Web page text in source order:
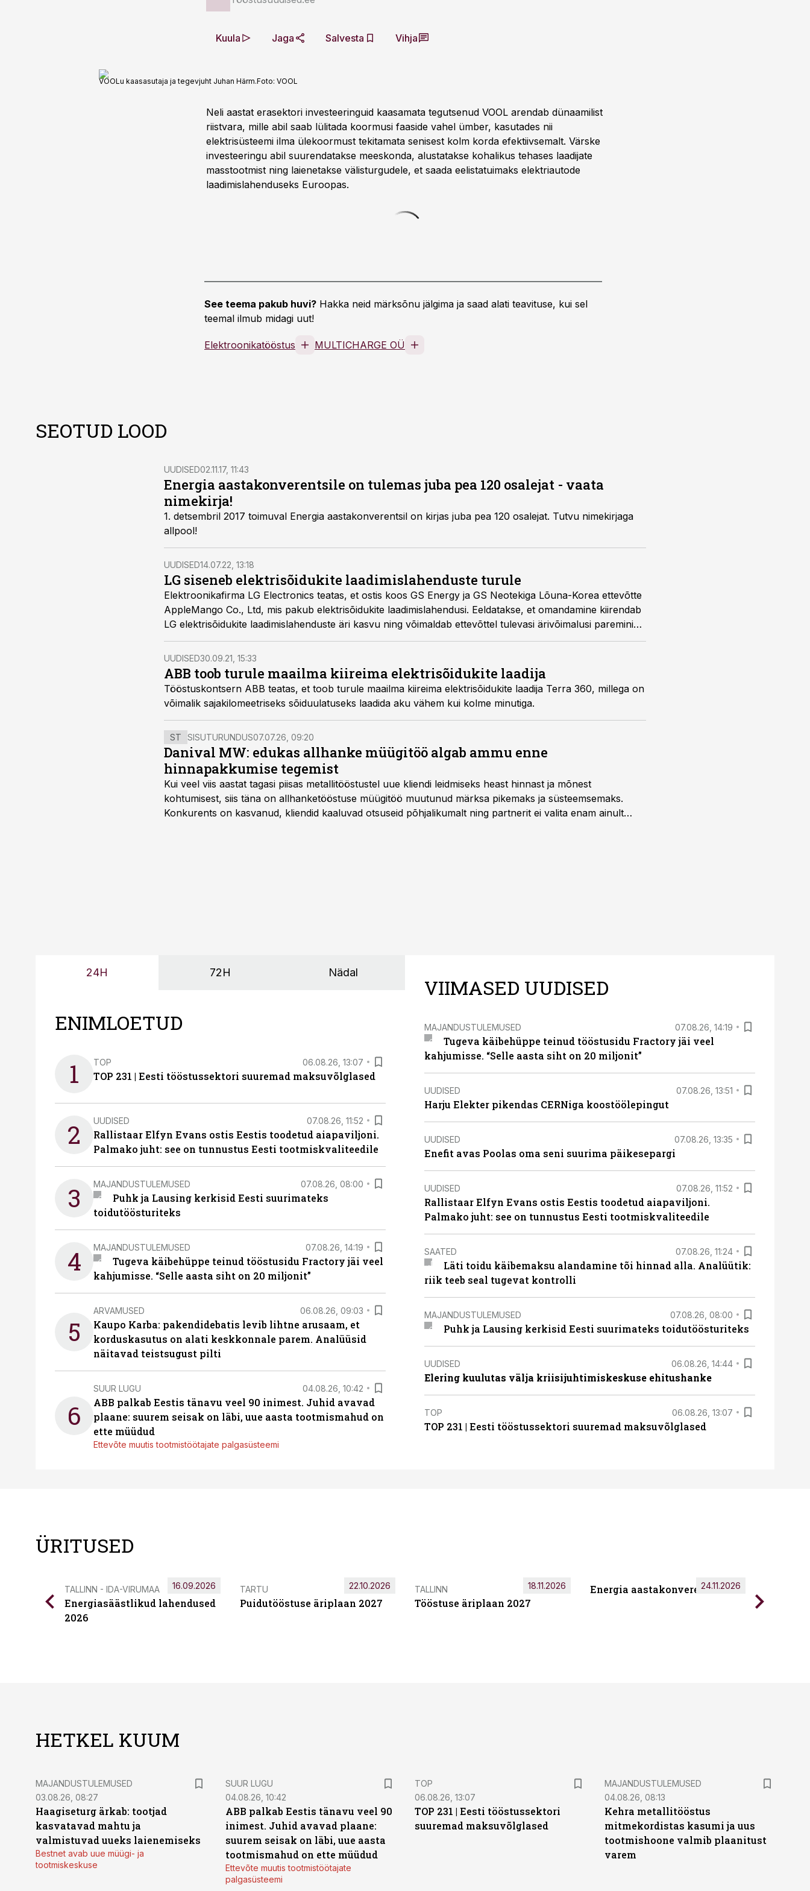
Kuula Jaga Salvesta Vihja
VOOLu kaasasutaja ja tegevjuht Juhan Härm.Foto: VOOL
Neli aastat erasektori investeeringuid kaasamata tegutsenud VOOL arendab dünaamilist
riistvara, mille abil saab lülitada koormusi faaside vahel ümber, kasutades nii
elektrisüsteemi ilma ülekoormust tekitamata senisest kolm korda efektiivsemalt. Värske
investeeringu abil suurendatakse meeskonda, alustatakse kohalikus tehases laadijate
masstootmist ning laienetakse välisturgudele, et saada eelistatuimaks elektriautode
laadimislahenduseks Euroopas.
See teema pakub huvi? Hakka neid märksõnu jälgima ja saad alati teavituse, kui sel
teemal ilmub midagi uut!
Elektroonikatööstus MULTICHARGE OÜ
SEOTUD LOOD
UUDISED02.11.17, 11:43
Energia aastakonverentsile on tulemas juba pea 120 osalejat - vaata
nimekirja!
1. detsembril 2017 toimuval Energia aastakonverentsil on kirjas juba pea 120 osalejat. Tutvu nimekirjaga
allpool!
UUDISED14.07.22, 13:18
LG siseneb elektrisõidukite laadimislahenduste turule
Elektroonikafirma LG Electronics teatas, et ostis koos GS Energy ja GS Neotekiga Lõuna-Korea ettevõtte
AppleMango Co., Ltd, mis pakub elektrisõidukite laadimislahendusi. Eeldatakse, et omandamine kiirendab
LG elektrisõidukite laadimislahenduste äri kasvu ning võimaldab ettevõttel tulevasi ärivõimalusi paremini
ära kasutada.
UUDISED30.09.21, 15:33
ABB toob turule maailma kiireima elektrisõidukite laadija
Tööstuskontsern ABB teatas, et toob turule maailma kiireima elektrisõidukite laadija Terra 360, millega on
võimalik sajakilomeetriseks sõiduulatuseks laadida aku vähem kui kolme minutiga.
ST SISUTURUNDUS07.07.26, 09:20
Danival MW: edukas allhanke müügitöö algab ammu enne
hinnapakkumise tegemist
Kui veel viis aastat tagasi piisas metallitööstustel uue kliendi leidmiseks heast hinnast ja mõnest
kohtumisest, siis täna on allhanketööstuse müügitöö muutunud märksa pikemaks ja süsteemsemaks.
Konkurents on kasvanud, kliendid kaaluvad otsuseid põhjalikumalt ning partnerit ei valita enam ainult
24H 72H Nädal
ENIMLOETUD
1 TOP 06.08.26, 13:07
TOP 231 | Eesti tööstussektori suuremad maksuvõlglased
2 UUDISED 07.08.26, 11:52
Rallistaar Elfyn Evans ostis Eestis toodetud aiapaviljoni.
Palmako juht: see on tunnustus Eesti tootmiskvaliteedile
3 MAJANDUSTULEMUSED 07.08.26, 08:00
Puhk ja Lausing kerkisid Eesti suurimateks
toidutöösturiteks
4 MAJANDUSTULEMUSED 07.08.26, 14:19
Tugeva käibehüppe teinud tööstusidu Fractory jäi veel
kahjumisse. “Selle aasta siht on 20 miljonit”
5
ARVAMUSED 06.08.26, 09:03
Kaupo Karba: pakendidebatis levib lihtne arusaam, et
korduskasutus on alati keskkonnale parem. Analüüsid
näitavad teistsugust pilti
6
SUUR LUGU 04.08.26, 10:42
ABB palkab Eestis tänavu veel 90 inimest. Juhid avavad
plaane: suurem seisak on läbi, uue aasta tootmismahud on
ette müüdud
Ettevõte muutis tootmistöötajate palgasüsteemi
VIIMASED UUDISED
MAJANDUSTULEMUSED 07.08.26, 14:19
Tugeva käibehüppe teinud tööstusidu Fractory jäi veel
kahjumisse. “Selle aasta siht on 20 miljonit”
UUDISED 07.08.26, 13:51
Harju Elekter pikendas CERNiga koostöölepingut
UUDISED 07.08.26, 13:35
Enefit avas Poolas oma seni suurima päikesepargi
UUDISED 07.08.26, 11:52
Rallistaar Elfyn Evans ostis Eestis toodetud aiapaviljoni.
Palmako juht: see on tunnustus Eesti tootmiskvaliteedile
SAATED 07.08.26, 11:24
Läti toidu käibemaksu alandamine tõi hinnad alla. Analüütik:
riik teeb seal tugevat kontrolli
MAJANDUSTULEMUSED 07.08.26, 08:00
Puhk ja Lausing kerkisid Eesti suurimateks toidutöösturiteks
UUDISED 06.08.26, 14:44
Elering kuulutas välja kriisijuhtimiskeskuse ehitushanke
TOP 06.08.26, 13:07
TOP 231 | Eesti tööstussektori suuremad maksuvõlglased
ÜRITUSED
TALLINN - IDA-VIRUMAA
Energiasäästlikud lahendused
2026
16.09.2026 TARTU
Puidutööstuse äriplaan 2027
22.10.2026 TALLINN
Tööstuse äriplaan 2027
18.11.2026 Energia aastakonverents 2026
24.11.2026
HETKEL KUUM
MAJANDUSTULEMUSED
03.08.26, 08:27
Haagiseturg ärkab: tootjad
kasvatavad mahtu ja
valmistuvad uueks laienemiseks
Bestnet avab uue müügi- ja
tootmiskeskuse
SUUR LUGU
04.08.26, 10:42
ABB palkab Eestis tänavu veel 90
inimest. Juhid avavad plaane:
suurem seisak on läbi, uue aasta
tootmismahud on ette müüdud
Ettevõte muutis tootmistöötajate
palgasüsteemi
TOP
06.08.26, 13:07
TOP 231 | Eesti tööstussektori
suuremad maksuvõlglased
MAJANDUSTULEMUSED
04.08.26, 08:13
Kehra metallitööstus
mitmekordistas kasumi ja uus
tootmishoone valmib plaanitust
varem